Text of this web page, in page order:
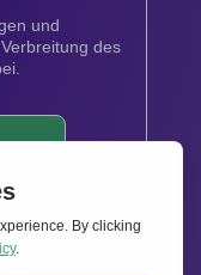
und
des
neuesten